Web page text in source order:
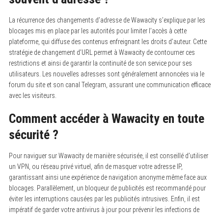
La récurrence des changements d’adresse de Wawacity s’explique par les
blocages mis en place par les autorités pour limiter l’accès à cette
plateforme, qui diffuse des contenus enfreignant les droits d’auteur. Cette
stratégie de changement d’URL permet à Wawacity de contourner ces
restrictions et ainsi de garantir la continuité de son service pour ses
utilisateurs. Les nouvelles adresses sont généralement annoncées via le
forum du site et son canal Telegram, assurant une communication efficace
avec les visiteurs.
Comment accéder à Wawacity en toute
sécurité ?
Pour naviguer sur Wawacity de manière sécurisée, il est conseillé d’utiliser
un VPN, ou réseau privé virtuel, afin de masquer votre adresse IP,
garantissant ainsi une expérience de navigation anonyme même face aux
blocages. Parallèlement, un bloqueur de publicités est recommandé pour
éviter les interruptions causées par les publicités intrusives. Enfin, il est
impératif de garder votre antivirus à jour pour prévenir les infections de